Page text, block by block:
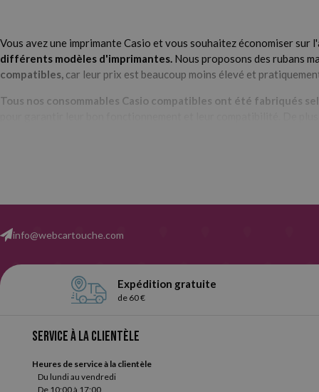
Vous avez une imprimante Casio et vous souhaitez économiser
différents modèles d'imprimantes. Nous proposons des rubans
compatibles, car leur prix est beaucoup moins élevé et
Tous nos consommables Casio compatibles ont été fabriqués
le plus avantageux
info@webcartouche.com
Expédition gratuite
de 60 €
Service à la clientèle
Heures de service à la clientèle
Du lundi au vendredi
De 10:00 à 17:00